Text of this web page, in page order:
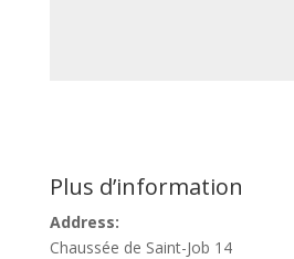
Plus d’information
Address:
Chaussée de Saint-Job 14